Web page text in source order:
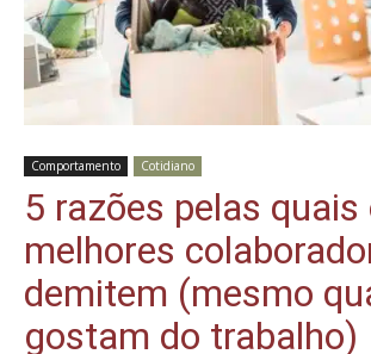
Comportamento Cotidiano
5 razões pelas quais
melhores
demitem (mesmo
gostam do trabalho)